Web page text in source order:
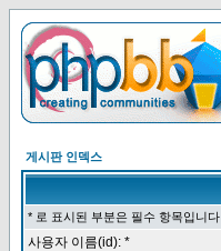
게시판 인덱스
* 로 표시된 부분은 필수 항목입니다
사용자 이름(id): *